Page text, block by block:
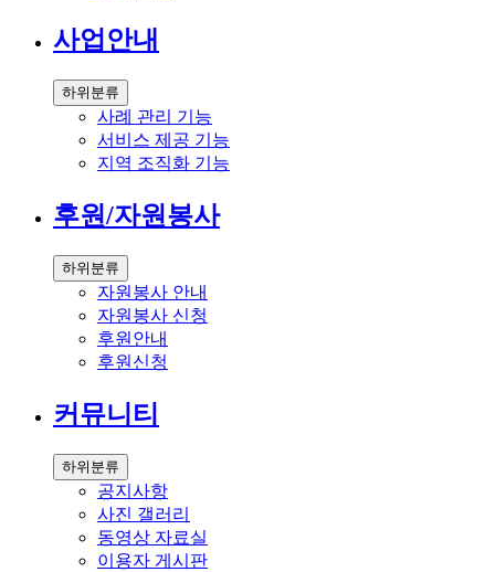
사업안내
하위분류
사례 관리 기능
서비스 제공 기능
지역 조직화 기능
후원/자원봉사
하위분류
자원봉사 안내
자원봉사 신청
후원안내
후원신청
커뮤니티
하위분류
공지사항
사진 갤러리
동영상 자료실
이용자 게시판